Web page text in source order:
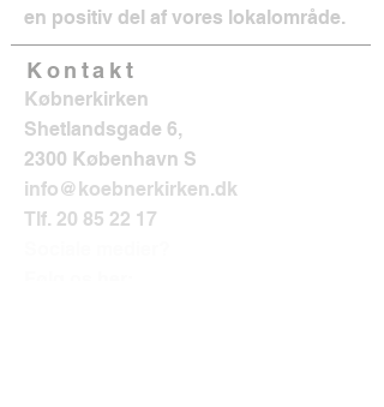
en positiv del af vores lokalområde.
Kontakt
Købnerkirken
Shetlandsgade 6,
2300 København S
info@koebnerkirken.dk
Tlf. 20 85 22 17